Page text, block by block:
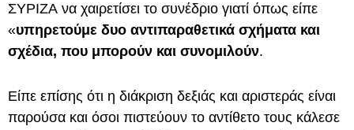
ΣΥΡΙΖΑ να χαιρετίσει το συνέδριο γιατί όπως είπε
«υπηρετούμε δυο αντιπαραθετικά σχήματα και
σχέδια, που μπορούν και συνομιλούν.
Είπε επίσης ότι η διάκριση δεξιάς και αριστεράς είναι
παρούσα και όσοι πιστεύουν το αντίθετο τους κάλεσε